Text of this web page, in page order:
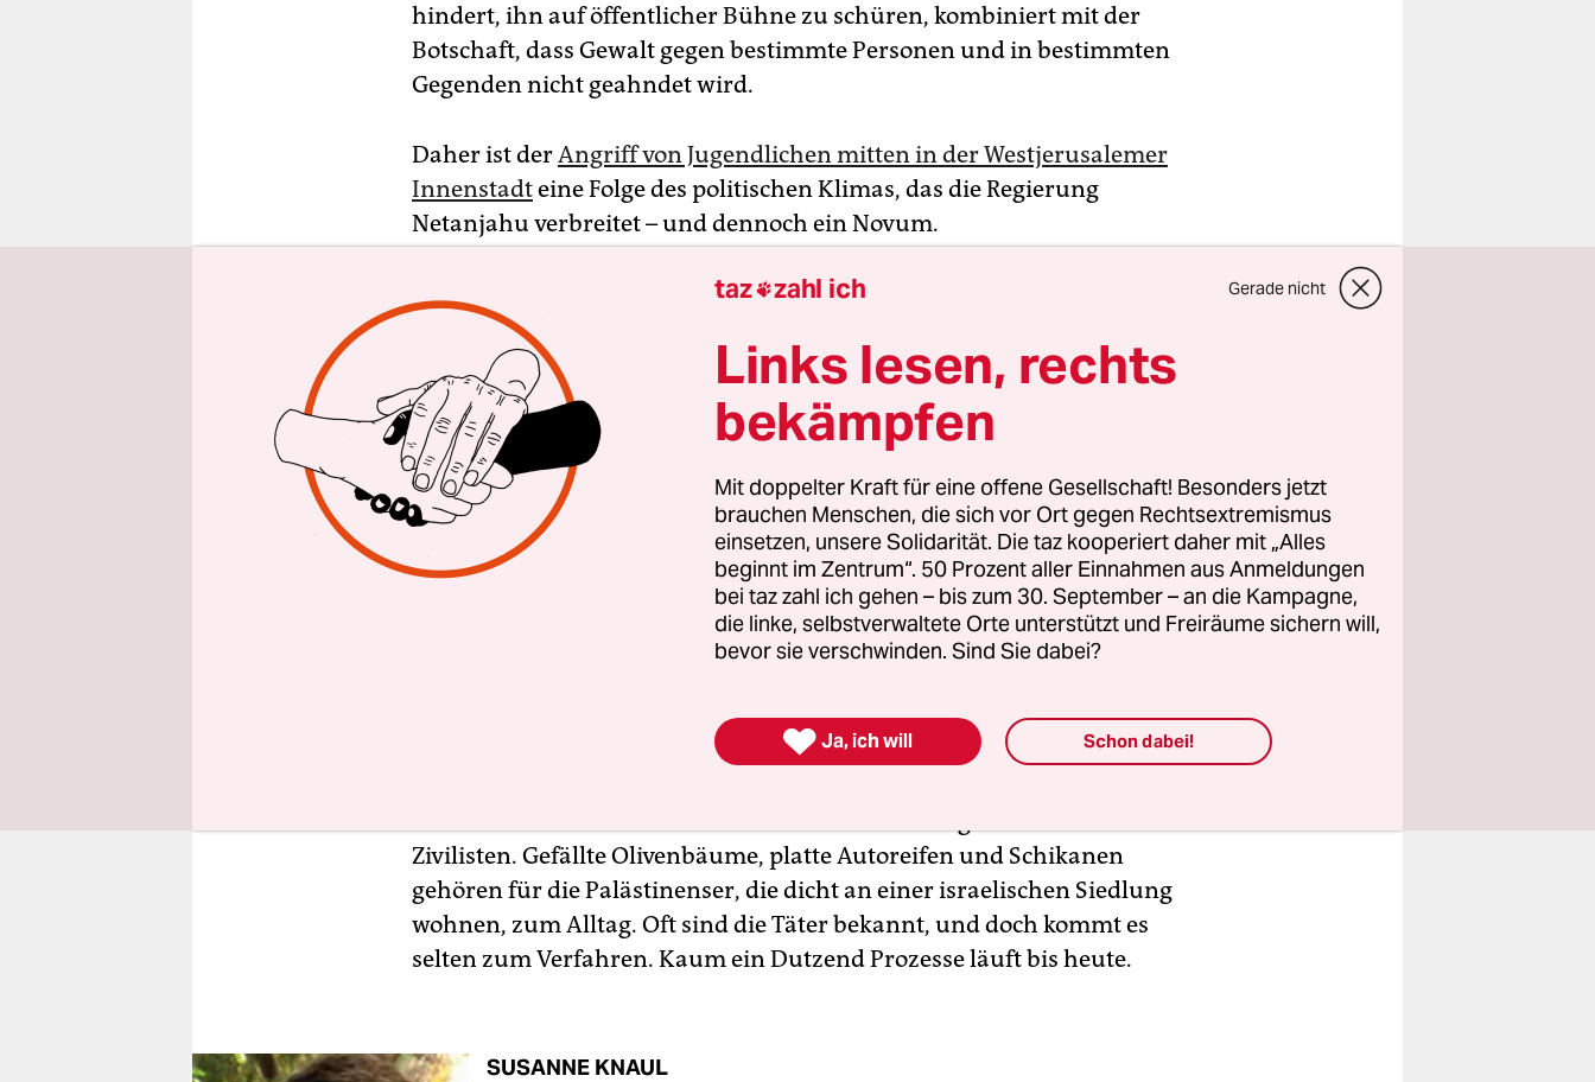
hindert, ihn auf öffentlicher Bühne zu schüren, kombiniert mit der
Botschaft, dass Gewalt gegen bestimmte Personen und in bestimmten
Gegenden nicht geahndet wird.
Daher ist derAngriff von Jugendlichen mitten in der Westjerusalemer
Innenstadteine Folge des politischen Klimas, das die Regierung
Netanjahu verbreitet – und dennoch ein Novum.
Bislang war die arabische Bevölkerung im Westjordanland den
Menschenrechtsverletzungen seitens der Sicherheitskräfte ausgesetzt,
Zivilisten. Gefällte Olivenbäume, platte Autoreifen und Schikanen
gehören für die Palästinenser, die dicht an einer israelischen Siedlung
wohnen, zum Alltag. Oft sind die Täter bekannt, und doch kommt es
selten zum Verfahren. Kaum ein Dutzend Prozesse läuft bis heute.
SUSANNE KNAUL
taz zahl ich Gerade nicht
Links lesen, rechts
bekämpfen
Mit doppelter Kraft für eine offene Gesellschaft! Besonders jetzt
brauchen Menschen, die sich vor Ort gegen Rechtsextremismus
einsetzen, unsere Solidarität. Die taz kooperiert daher mit „Alles
beginnt im Zentrum“. 50 Prozent aller Einnahmen aus Anmeldungen
bei taz zahl ich gehen – bis zum 30. September – an die Kampagne,
die linke, selbstverwaltete Orte unterstützt und Freiräume sichern will,
bevor sie verschwinden. Sind Sie dabei?
 Ja, ich will Schon dabei!